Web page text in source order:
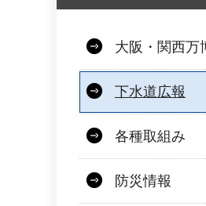
大阪・関西万
下水道広報
各種取組み
防災情報